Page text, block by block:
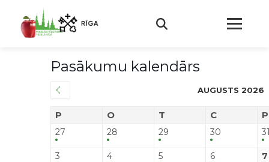
Pasākumu kalendārs
AUGUSTS 2026
P O T C
27 28 29 30
3 4 5 6 7